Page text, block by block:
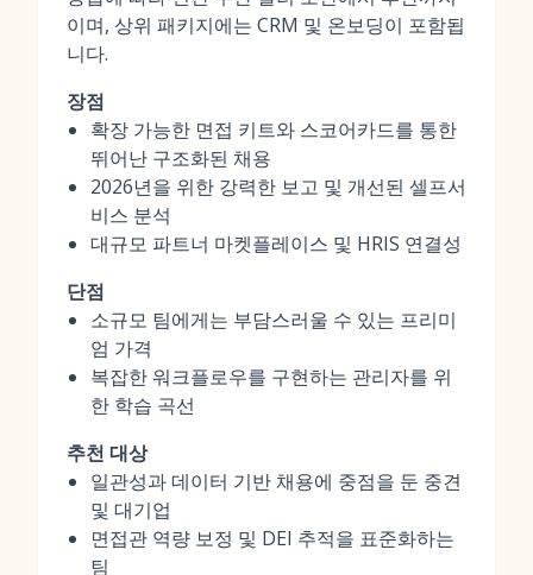
이며, 상위 패키지에는 CRM 및 온보딩이 포함됩
니다.
장점
확장 가능한 면접 키트와 스코어카드를 통한
뛰어난 구조화된 채용
2026년을 위한 강력한 보고 및 개선된 셀프서
비스 분석
대규모 파트너 마켓플레이스 및 HRIS 연결성
단점
소규모 팀에게는 부담스러울 수 있는 프리미
엄 가격
복잡한 워크플로우를 구현하는 관리자를 위
한 학습 곡선
추천 대상
일관성과 데이터 기반 채용에 중점을 둔 중견
및 대기업
면접관 역량 보정 및 DEI 추적을 표준화하는
팀